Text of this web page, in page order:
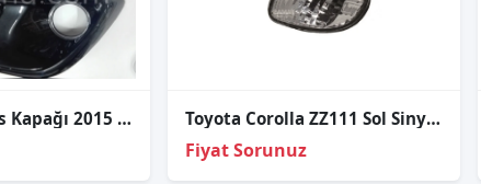
Toyota Auris Sis Kapağı 2015 2017 Sağ Sol Toyota Corolla ZZ111 Sol Sinyal Lambası 2001-2002
Fiyat Sorunuz